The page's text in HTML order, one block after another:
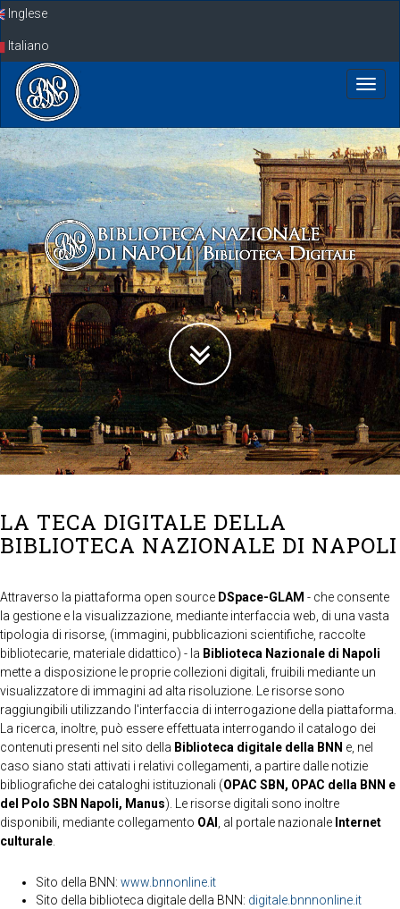
SkipInglese
Italiano
LA TECA DIGITALE DELLA
BIBLIOTECA NAZIONALE DI NAPOLI
Attraverso la piattaforma open source DSpace-GLAM - che consente
la gestione e la visualizzazione, mediante interfaccia web, di una vasta
tipologia di risorse, (immagini, pubblicazioni scientifiche, raccolte
bibliotecarie, materiale didattico) - la Biblioteca Nazionale di Napoli
mette a disposizione le proprie collezioni digitali, fruibili mediante un
visualizzatore di immagini ad alta risoluzione. Le risorse sono
raggiungibili utilizzando l'interfaccia di interrogazione della piattaforma.
La ricerca, inoltre, può essere effettuata interrogando il catalogo dei
contenuti presenti nel sito della Biblioteca digitale della BNN e, nel
caso siano stati attivati i relativi collegamenti, a partire dalle notizie
bibliografiche dei cataloghi istituzionali (OPAC SBN, OPAC della BNN e
del Polo SBN Napoli, Manus). Le risorse digitali sono inoltre
disponibili, mediante collegamento OAI , al portale nazionale Internet
culturale
Sito della BNN: www.bnnonline.it
Sito della biblioteca digitale della BNN: digitale.bnnnonline.it